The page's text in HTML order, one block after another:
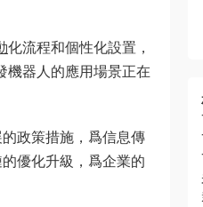
化流程和個性化設置，
機器人的應用場景正在
政策措施，爲信息傳
優化升級，爲企業的